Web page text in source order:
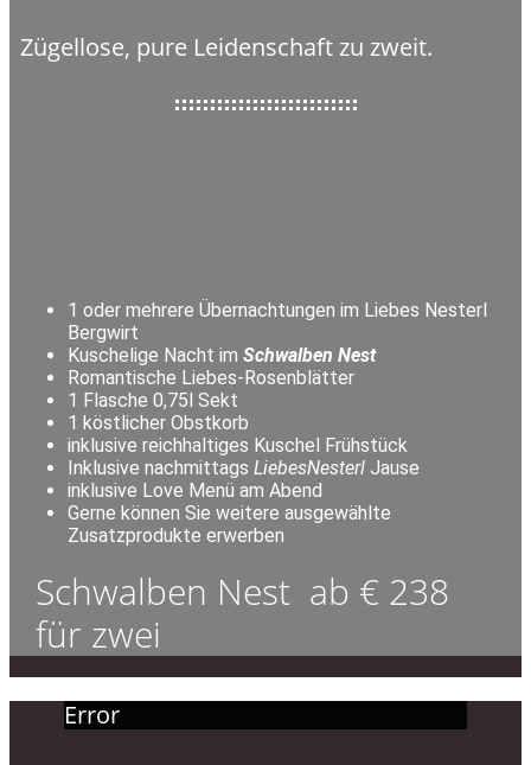
Zügellose, pure Leidenschaft zu zweit.
1 oder mehrere Übernachtungen im Liebes Nesterl
Bergwirt
Kuschelige Nacht im Schwalben Nest
Romantische Liebes-Rosenblätter
1 Flasche 0,75l Sekt
1 köstlicher Obstkorb
inklusive reichhaltiges Kuschel Frühstück
Inklusive nachmittags LiebesNesterl Jause
inklusive Love Menü am Abend
Gerne können Sie weitere ausgewählte
Zusatzprodukte erwerben
Schwalben Nest ab € 238
für zwei
Error